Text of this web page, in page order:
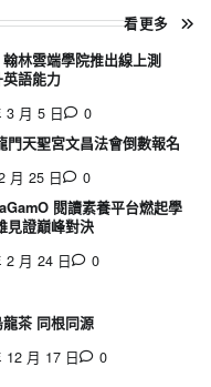
看更多
林雲端學院推出線上測
語能力
3 月 5 日
0
門天聖宮文昌法會倒數報名
月 25 日
0
閱讀素養平台燃起學
見證巔峰對決
2 月 24 日 0
茶 同根同源
12 月 17 日 0